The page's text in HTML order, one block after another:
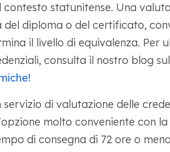
statunitense. Una
diploma o del certificato,
il livello di equivalenza. Per
consulta il nostro blog
di valutazione delle
molto conveniente con
di consegna di 72 ore o